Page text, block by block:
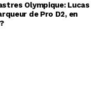
Olympique: Lucas
de Pro D2, en